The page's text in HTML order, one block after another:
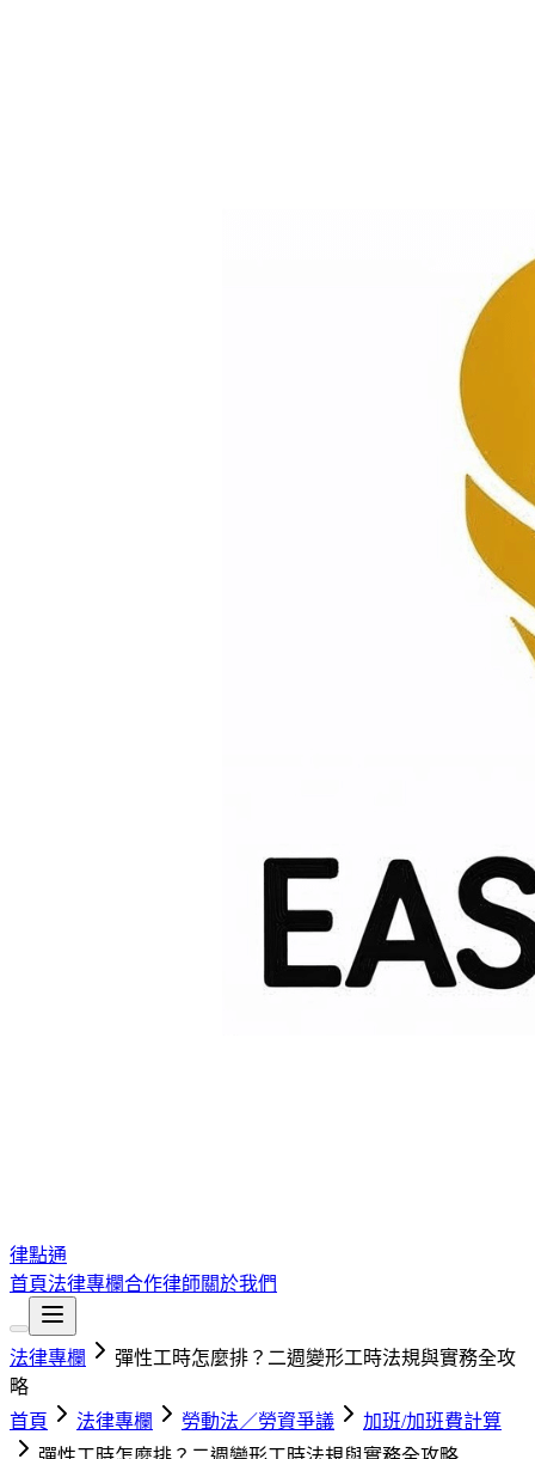
律點通
首頁法律專欄合作律師關於我們
法律專欄
彈性工時怎麼排？二週變形工時法規與實務全攻
略
首頁
法律專欄 勞動法／勞資爭議
加班/加班費計算